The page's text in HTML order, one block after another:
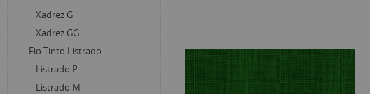
Xadrez G
Xadrez GG
Fio Tinto Listrado
Listrado P
Listrado M